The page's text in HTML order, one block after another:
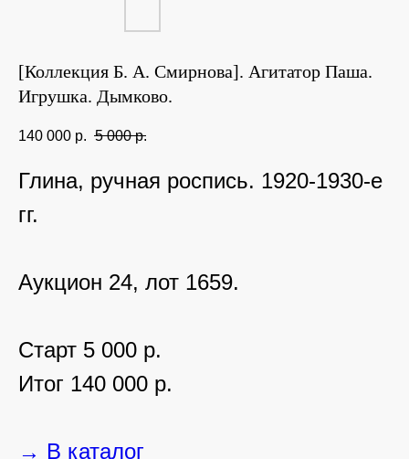
[Коллекция Б. А. Смирнова]. Агитатор Паша.
Игрушка. Дымково.
140 000 р. 5 000 р.
Глина, ручная роспись. 1920-1930-е
гг.
Аукцион 24, лот 1659.
Старт 5 000 р.
Итог 140 000 р.
→ В каталог